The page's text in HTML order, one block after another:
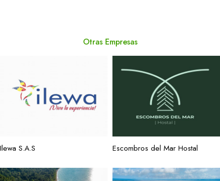
Otras Empresas
Ilewa S.A.S Escombros del Mar Hostal